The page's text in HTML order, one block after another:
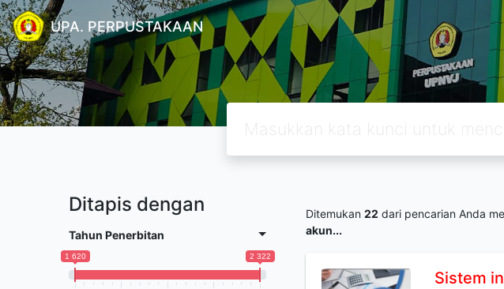
UPA. PERPUSTAKAAN
Ditapis dengan
Tahun Penerbitan
1 620 2 322
Ditemukan 22 dari pencarian Anda
akun...
Sistem